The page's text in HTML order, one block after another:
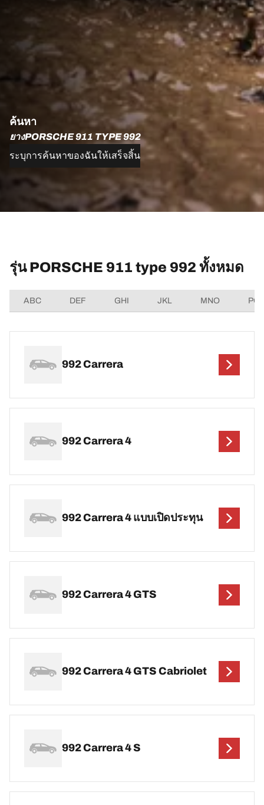
ค้นหา
ยางPORSCHE 911 TYPE 992
ระบุการค้นหาของฉันให้เสร็จสิ้น
รุ่น PORSCHE 911 type 992 ทั้งหมด
ABC DEF GHI JKL MNO
992 Carrera
992 Carrera 4
992 Carrera 4 แบบเปิดประทุน
992 Carrera 4 GTS
992 Carrera 4 GTS Cabriolet
992 Carrera 4 S